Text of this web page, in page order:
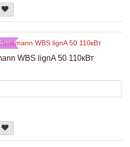
WBS lignA 50 110кВт